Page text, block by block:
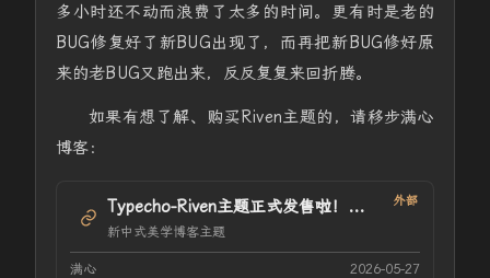
多小时还不动而浪费了太多的时间。更有时是老的
BUG修复好了新BUG出现了，而再把新BUG修好原
来的老BUG又跑出来，反反复复来回折腾。
如果有想了解、购买Riven主题的，请移步满心
博客：
外部
Typecho-Riven主题正式发售啦！！！
新中式美学博客主题
满心 2026-05-27